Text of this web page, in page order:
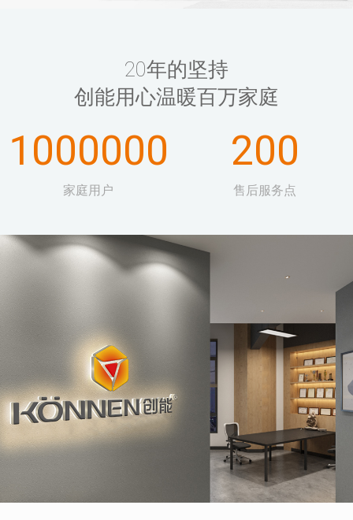
20年的坚持
创能用心温暖百万家庭
1000000
家庭用户
200
售后服务点